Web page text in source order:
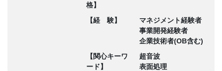
格】
【経 験】
マネジメント経験者
事業開発経験者
企業技術者(OB含む)
【関心キーワ
ード】
超音波
表面処理